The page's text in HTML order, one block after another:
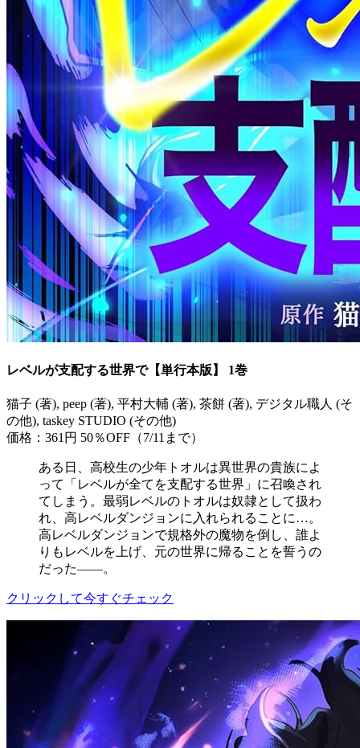
レベルが支配する世界で【単行本版】 1巻
猫子 (著), peep (著), 平村大輔 (著), 茶餅 (著), デジタル職人 (そ
の他), taskey STUDIO (その他)
価格：361円 50％OFF（7/11まで）
ある日、高校生の少年トオルは異世界の貴族によ
って「レベルが全てを支配する世界」に召喚され
てしまう。最弱レベルのトオルは奴隷として扱わ
れ、高レベルダンジョンに入れられることに…。
高レベルダンジョンで規格外の魔物を倒し、誰よ
りもレベルを上げ、元の世界に帰ることを誓うの
だった――。
クリックして今すぐチェック